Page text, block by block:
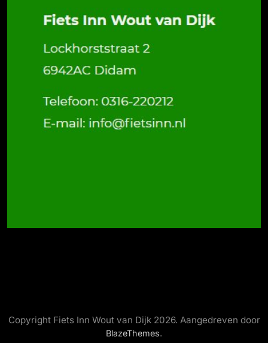
Copyright Fiets Inn Wout van Dijk 2026. Aangedreven door
BlazeThemes.